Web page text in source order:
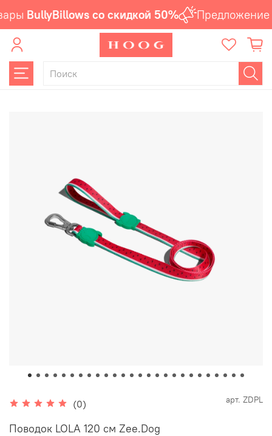
BullyBillows со скидкой 50% Предложение
(0) арт. ZDPL
Поводок LOLA 120 см Zee.Dog